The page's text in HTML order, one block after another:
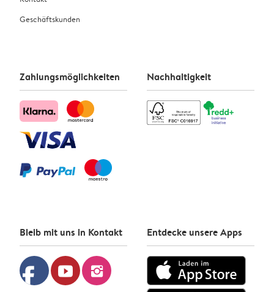
Geschäftskunden
Zahlungsmöglichkeiten Nachhaltigkeit
Bleib mit uns in Kontakt
facebook youtube instagram
Entdecke unsere Apps